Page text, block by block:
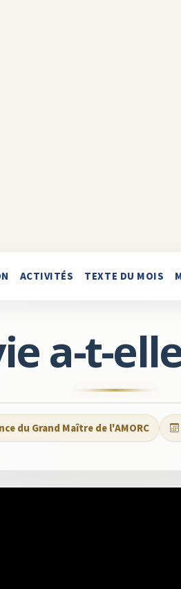
ACTIVITÉS TEXTE DU MOIS
a-t-
du Grand Maître de l'AMORC